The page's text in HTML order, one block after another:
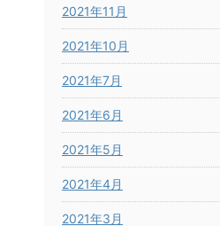
2021年11月
2021年10月
2021年7月
2021年6月
2021年5月
2021年4月
2021年3月